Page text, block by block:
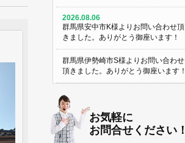
2026.08.06
群馬県安中市K様よりお問い合わせ頂
きました。ありがとう御座います！
群馬県伊勢崎市S様よりお問い合わせ
頂きました。ありがとう御座います！
群馬県伊勢崎市Y様よりお問い合わせ
頂きました。ありがとう御座います！
栃木県宇都宮市U様よりお問い合わせ
頂きました。ありがとう御座います！
お気軽に
お問合せください！